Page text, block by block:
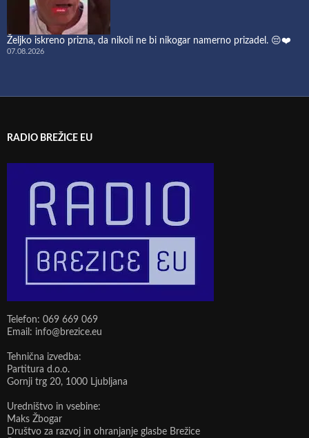
Željko iskreno prizna, da nikoli ne bi nikogar namerno prizadel. 😔❤️
07.08.2026
RADIO BREŽICE EU
Telefon: 069 669 069
Email: info@brezice.eu
Tehnična izvedba:
Partitura d.o.o.
Gornji trg 20, 1000 Ljubljana
Uredništvo in vsebine:
Maks Žbogar
Društvo za razvoj in ohranjanje glasbe Brežice